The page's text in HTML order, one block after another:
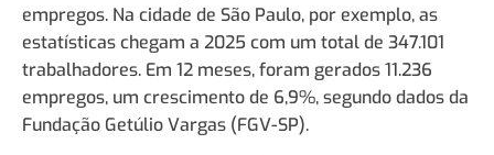
empregos. Na cidade de São Paulo, por exemplo, as
estatísticas chegam a 2025 com um total de 347.101
trabalhadores. Em 12 meses, foram gerados 11.236
empregos, um crescimento de 6,9%, segundo dados da
Fundação Getúlio Vargas (FGV-SP).